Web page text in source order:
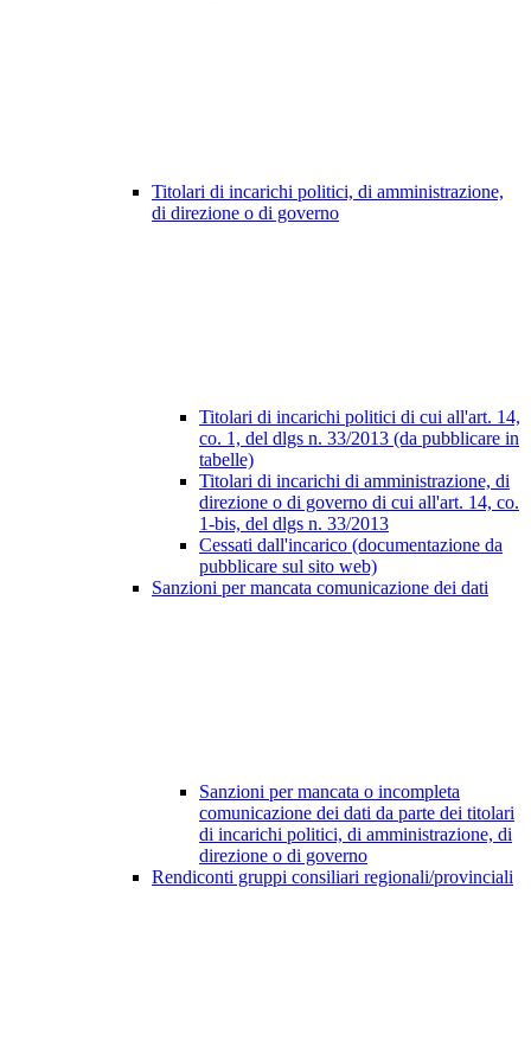
Titolari di incarichi politici, di amministrazione,
di direzione o di governo
Titolari di incarichi politici di cui all'art. 14,
co. 1, del dlgs n. 33/2013 (da pubblicare in
tabelle)
Titolari di incarichi di amministrazione, di
direzione o di governo di cui all'art. 14, co.
1-bis, del dlgs n. 33/2013
Cessati dall'incarico (documentazione da
pubblicare sul sito web)
Sanzioni per mancata comunicazione dei dati
Sanzioni per mancata o incompleta
comunicazione dei dati da parte dei titolari
di incarichi politici, di amministrazione, di
direzione o di governo
Rendiconti gruppi consiliari regionali/provinciali